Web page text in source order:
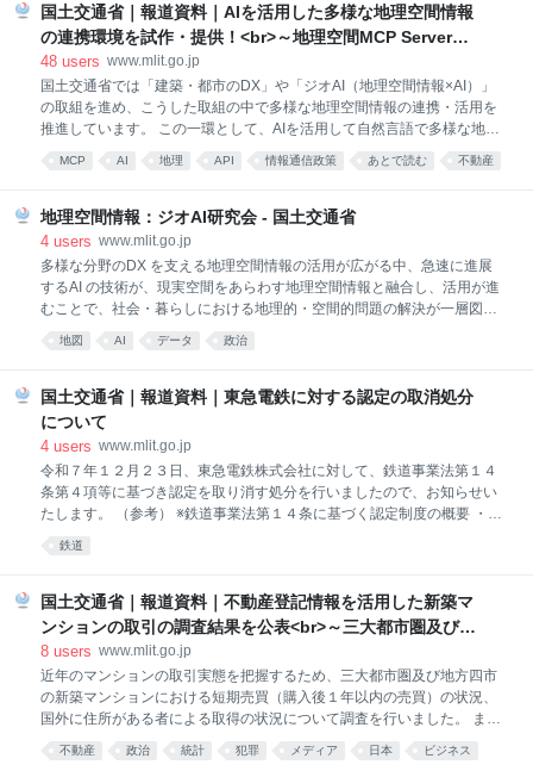
開いたします。 本MCPサーバーでは「不動産情報ライブラリ」APIで提
供する25種類※の不動産取引に関するデータを活用することができま
す。 これにより、GISやAPIに関する専門知識がなくとも、大規模言語モ
ることが可能となるほか、データ取得・処理コストを
国土交通省｜報道資料｜AIを活用した多様な地理空間情報
の連携環境を試作・提供！<br>～地理空間MCP Server（α
版）の公開～
48 users www.mlit.go.jp
国土交通省では「建築・都市のDX」や「ジオAI（地理空間情報×AI）」
の取組を進め、こうした取組の中で多様な地理空間情報の連携・活用を
推進しています。 この一環として、AIを活用して自然言語で多様な地理
空間情報を容易に連携・活用できる環境を提供するため「地理空間MCP
Server-MLIT Geospatial MCP Server-」（α版）を試作し、公開いたしま
類※の不動産取引に関するデータを活用することができます。 これによ
り、GISやAPIに関する専門知識がなくとも、大規模言語モデル（LLM）
等を活用して自然言語により地理空間情報を取得・活用することが可能
となるほか、データ取得・処理コストを削減し、多様な地理空間情報の
活用が一層進むことが期待されます。 ※本MCPでは、不動産情報ライブ
MCP AI 地理 API 情報通信政策 あとで読む 不動産
地理空間情報：ジオAI研究会 - 国土交通省
4 users www.mlit.go.jp
多様な分野のDX を支える地理空間情報の活用が広がる中、急速に進展
するAI の技術が、現実空間をあらわす地理空間情報と融合し、活用が進
むことで、社会・暮らしにおける地理的・空間的問題の解決が一層図ら
れるとの期待が寄せられています。 これを踏まえ、国土交通省及び内閣
官房においては、「ジオAI 研究会」を開催し、ジオAI（地理空間情報
実現に向けた課題整理や必要な取組について議論します。 ■第1回（開
催：令和8年2月9日） ○開催案内 報道発表資料 ○配付資料 ・議事
次第 議事次第 ・構成員名簿 構成員名簿 ・資料1 事務局資
資料2-3 髙瀬委員提供資料 ・資料2-4 島崎委員提供資料 ・資料
2-5
地図 AI データ 政治
国土交通省｜報道資料｜東急電鉄に対する認定の取消処分
について
4 users www.mlit.go.jp
令和７年１２月２３日、東急電鉄株式会社に対して、鉄道事業法第１４
条第４項等に基づき認定を取り消す処分を行いましたので、お知らせい
たします。 （参考） ※鉄道事業法第１４条に基づく認定制度の概要 ・鉄
道事業者の申請に基づき、鉄道施設、車両の設計に関する業務の能力が
一定の基準に適合 することについて、国土交通大臣が認定を行う。 ・認
管理することによ り、鉄道施設の変更申請等において、申請書類の記載
事項、添付書類の一部を省略する簡略 化された手続によることができ
る。 ※経緯 ・平成１３年１２月１７日、国土交通大臣は、鉄道事業法第
る業務の能力を認定した。 （業務の種類：鉄道土木施設、鉄道電気施設
及び車両の設計に関する業務） （直近の更新後の有効期限：令和８年１
２月２４日
鉄道
国土交通省｜報道資料｜不動産登記情報を活用した新築マ
ンションの取引の調査結果を公表<br>～三大都市圏及び地
方四市の短期売買や国外居住者による取得状況～
8 users www.mlit.go.jp
近年のマンションの取引実態を把握するため、三大都市圏及び地方四市
の新築マンションにおける短期売買（購入後１年以内の売買）の状況、
国外に住所がある者による取得の状況について調査を行いました。 ま
た、都心６区の新築マンションにおける価格帯別の短期売買、取得の状
況についても併せて分析しました。
不動産 政治 統計 犯罪 メディア 日本 ビジネス